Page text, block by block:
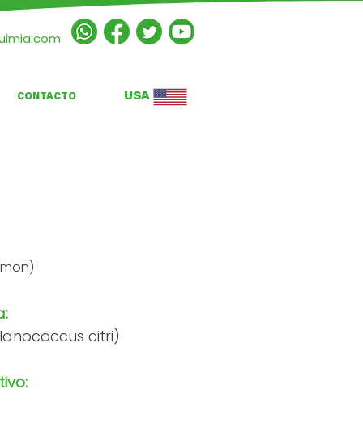
CONTACTO USA
citri)